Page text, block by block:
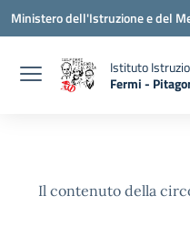
Vai ai contenuti
Vai al menu di navigazione
Vai al footer
Ministero dell'Istruzione e del
Istituto
Fermi -
— Visita la
Il contenuto della